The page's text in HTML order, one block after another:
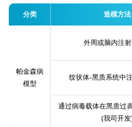
分类 造模方法
帕金森病
模型
外周或脑内注
纹状体-黑质系统中
通过病毒载体在黑质过
(我司开发